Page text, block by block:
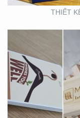
THIẾT
MẪU THIẾT
TẾT